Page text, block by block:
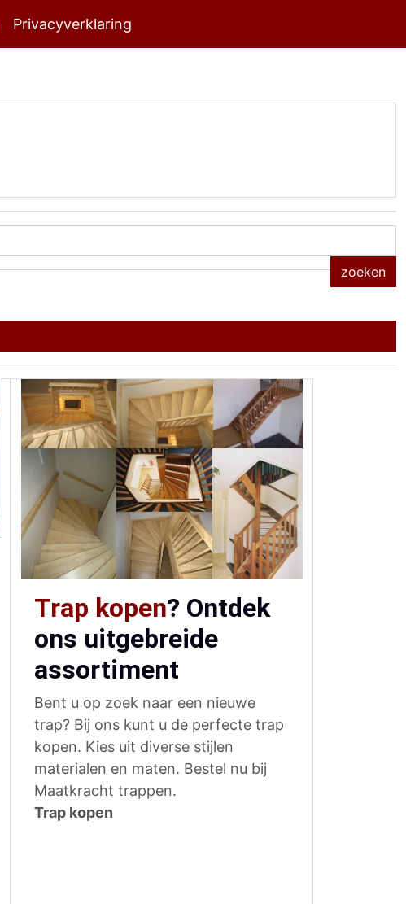
Privacyverklaring
Trap kopen? Ontdek
ons uitgebreide
assortiment
Bent u op zoek naar een nieuwe
trap? Bij ons kunt u de perfecte trap
kopen. Kies uit diverse stijlen
materialen en maten. Bestel nu bij
Maatkracht trappen.
Trap kopen